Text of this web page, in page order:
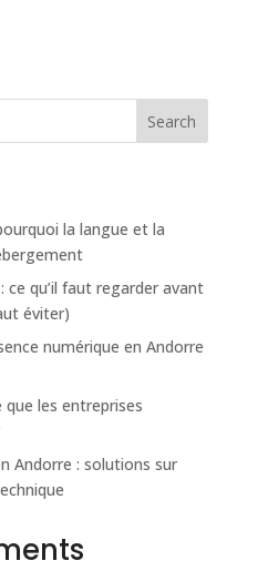
Search
la langue et la
qu’il faut regarder avant
éviter)
numérique en Andorre
que les entreprises
Andorre : solutions sur